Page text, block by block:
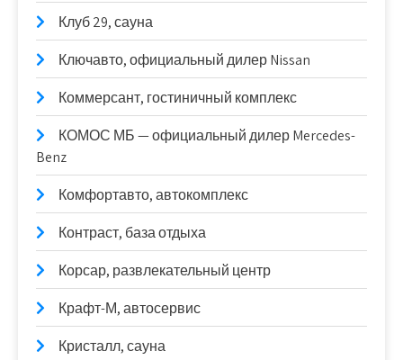
Клуб 29, сауна
Ключавто, официальный дилер Nissan
Коммерсант, гостиничный комплекс
КОМОС МБ — официальный дилер Mercedes-
Benz
Комфортавто, автокомплекс
Контраст, база отдыха
Корсар, развлекательный центр
Крафт-М, автосервис
Кристалл, сауна